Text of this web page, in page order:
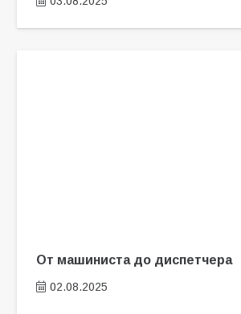
От машиниста до диспетчера
02.08.2025